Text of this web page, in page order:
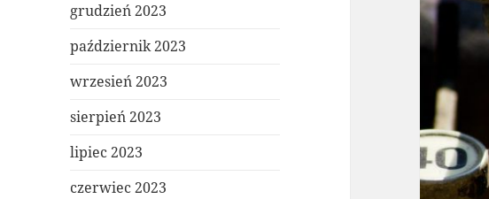
grudzień 2023
październik 2023
wrzesień 2023
sierpień 2023
lipiec 2023
czerwiec 2023